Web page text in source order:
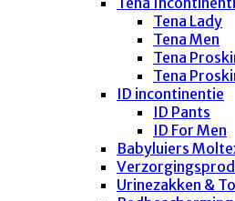
Tena Lady
Tena Men
Tena
Tena
ID incontinentie
ID Pants
ID For Men
Babyluiers
Urinezakken &